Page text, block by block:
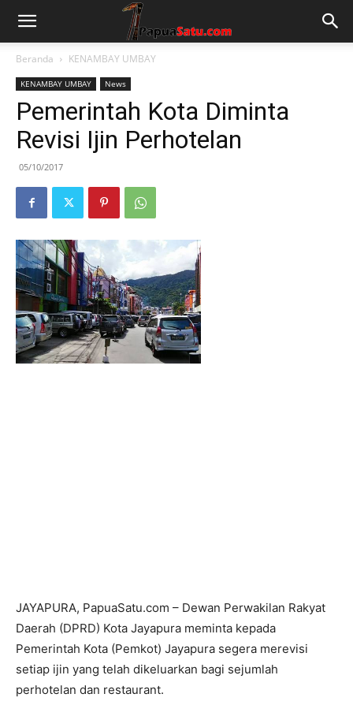
Beranda KENAMBAY UMBAY
KENAMBAY UMBAY News
Pemerintah Kota Diminta
Revisi Ijin Perhotelan
05/10/2017
JAYAPURA, PapuaSatu.com – Dewan Perwakilan Rakyat
Daerah (DPRD) Kota Jayapura meminta kepada
Pemerintah Kota (Pemkot) Jayapura segera merevisi
setiap ijin yang telah dikeluarkan bagi sejumlah
perhotelan dan restaurant.